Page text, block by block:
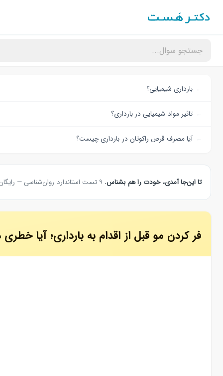
بارداری شیمیایی؟
تاثیر مواد شیمیایی در بارداری؟
آیا مصرف قرص راکوتان در بارداری چیست؟
تا این‌جا آمدی، خودت را هم بشناس.
فر کردن مو قبل از اقدام به بارداری؛ آیا خطری